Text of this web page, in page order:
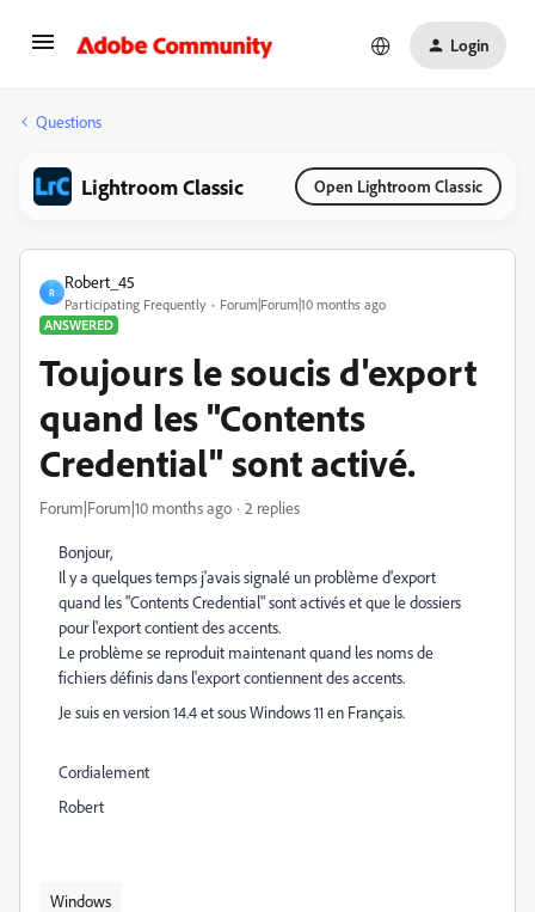
Login
Questions
Lightroom Classic Open Lightroom Classic
R
Robert_45
Participating Frequently
Forum|Forum|10 months ago
ANSWERED
Toujours le soucis d'export
quand les "Contents
Credential" sont activé.
Forum|Forum|10 months ago 2 replies
Bonjour,
Il y a quelques temps j'avais signalé un problème d'export
quand les "Contents Credential" sont activés et que le dossiers
pour l'export contient des accents.
Le problème se reproduit maintenant quand les noms de
fichiers définis dans l'export contiennent des accents.
Je suis en version 14.4 et sous Windows 11 en Français.
Cordialement
Robert
Windows